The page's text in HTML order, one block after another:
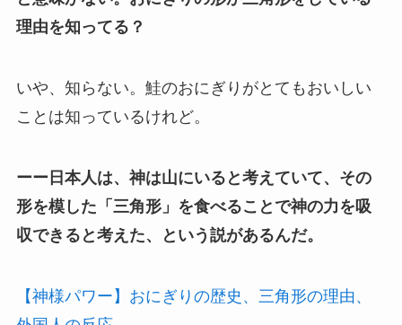
理由を知ってる？
いや、知らない。鮭のおにぎりがとてもおいしい
ことは知っているけれど。
ーー日本人は、神は山にいると考えていて、その
形を模した「三角形」を食べることで神の力を吸
収できると考えた、という説があるんだ。
【神様パワー】おにぎりの歴史、三角形の理由、